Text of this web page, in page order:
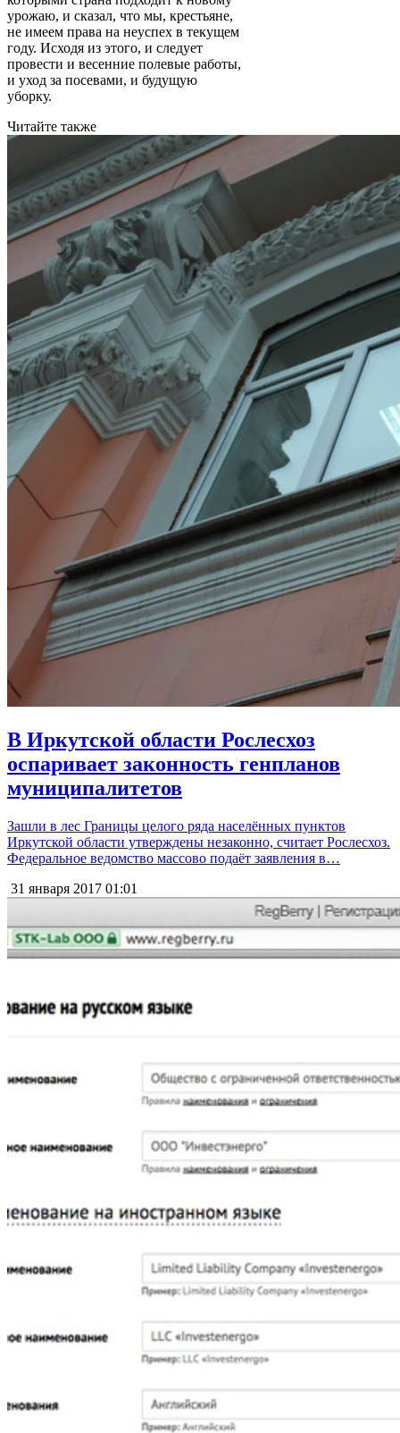
урожаю, и сказал, что мы, крестьяне,
не имеем права на неуспех в текущем
году. Исходя из этого, и следует
провести и весенние полевые работы,
и уход за посевами, и будущую
уборку.
Читайте также
В Иркутской области Рослесхоз
оспаривает законность генпланов
муниципалитетов
Зашли в лес Границы целого ряда населённых пунктов
Иркутской области утверждены незаконно, считает Рослесхоз.
Федеральное ведомство массово подаёт заявления в…
31 января 2017 01:01